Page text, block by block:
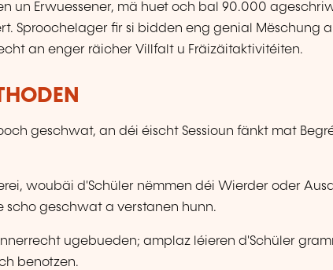
un Erwuessener, mä huet och bal 90.000
Sproochelager fir si bidden eng genial Mëschung
an enger räicher Villfalt u Fräizäitaktivitéiten.
geschwat, an déi éischt Sessioun fänkt mat
woubäi d'Schüler nëmmen déi Wierder oder
scho geschwat a verstanen hunn.
ugebueden; amplaz léieren d'Schüler
benotzen.